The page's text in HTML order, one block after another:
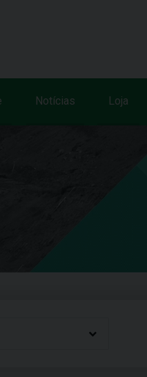
Notícias Loja